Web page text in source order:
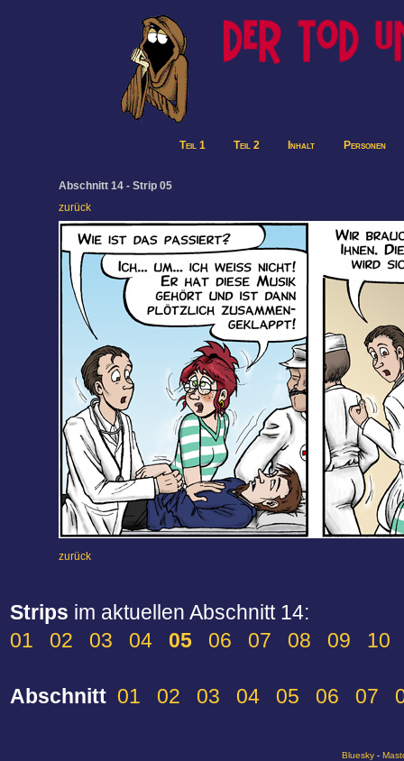
Teil 1 Teil 2 Inhalt Personen
Abschnitt 14 - Strip 05
zurück
zurück
Strips im aktuellen Abschnitt 14:
01
02 03 04 05 06 07 08 09 10
Abschnitt 01 02 03 04 05 06 07
Bluesky -